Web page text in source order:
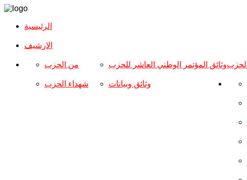
الرئيسية
الارشیف
الحزب من الحزب
شهداء الحزب
وثائق المؤتمر الوطني العاشر للحزب
وثائق وبيانات